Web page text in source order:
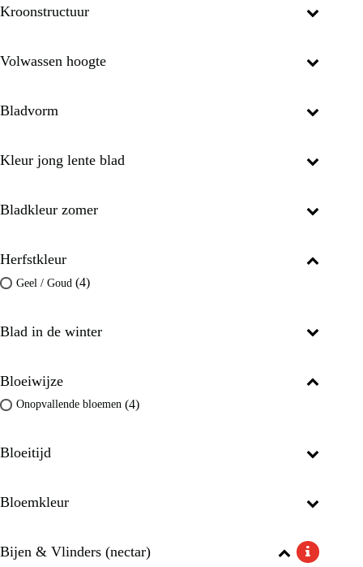
Kroonstructuur
Volwassen hoogte
Bladvorm
Kleur jong lente blad
Bladkleur zomer
Herfstkleur
Geel / Goud (4)
Blad in de winter
Bloeiwijze
Onopvallende bloemen (4)
Bloeitijd
Bloemkleur
Bijen & Vlinders (nectar)